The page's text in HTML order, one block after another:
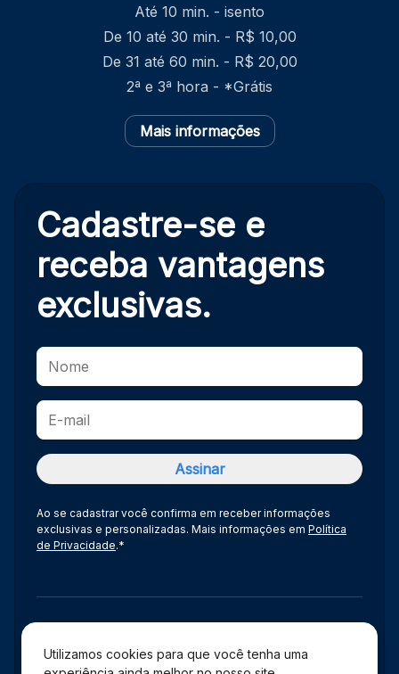
Utilizamos cookies para que você tenha uma
Até 10 min. - isento
De 10 até 30 min. - R$ 10,00
De 31 até 60 min. - R$ 20,00
2ª e 3ª hora - *Grátis
Mais informações
Cadastre-se e
receba vantagens
exclusivas.
Ao se cadastrar você confirma em receber informações
exclusivas e personalizadas. Mais informações em Política
de Privacidade.*
Administração